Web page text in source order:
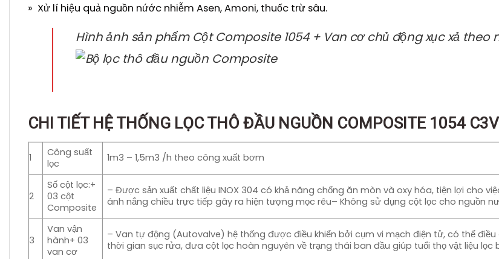
» Xử lí hiệu quả nguồn nứớc nhiễm Asen, Amoni, thuốc trừ sâu.
Hình ảnh sản phẩm Cột Composite 1054 + Van cơ chủ động xục xả theo
CHI TIẾT HỆ THỐNG LỌC THÔ ĐẦU NGUỒN COMPOSITE 1054 C3V
1
Công suất
lọc
1m3 – 1,5m3 /h theo công xuất bơm
2
Số cột lọc:+
03 cột
Composite
– Được sản xuất chất liệu INOX 304 có khả năng chống ăn mòn và oxy hóa, tiện lợi cho
ánh nắng chiều trực tiếp gây ra hiện tượng mọc rêu– Không sử dụng cột lọc cho nguồn
3
Van vận
hành+ 03
van cơ
– Van tự động (Autovalve) hệ thống được điều khiển bởi cụm vi mạch điện tử, có thể
thời gian sục rửa, đưa cột lọc hoàn nguyên về trạng thái ban đầu giúp tuổi thọ vật liệu